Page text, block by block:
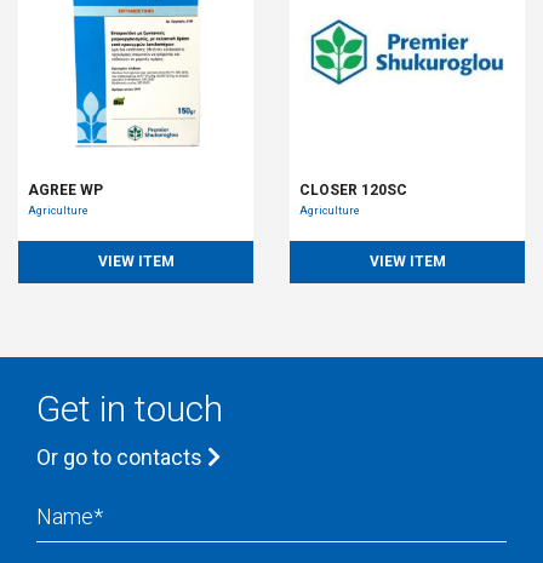
AGREE WP
Agriculture
VIEW ITEM
CLOSER 120SC
Agriculture
VIEW ITEM
Get in touch
Or go to contacts
Name